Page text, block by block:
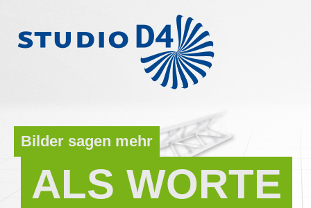
Bilder sagen mehr
ALS WORTE